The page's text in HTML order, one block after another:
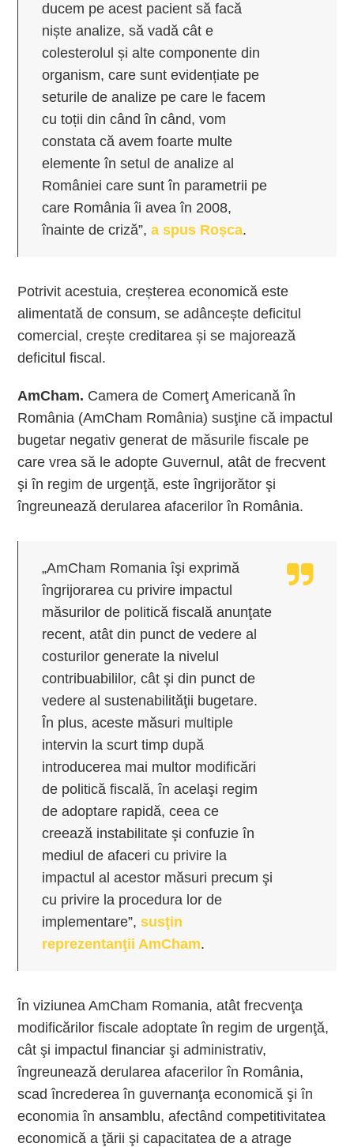
ducem pe acest pacient să facă
niște analize, să vadă cât e
colesterolul și alte componente din
organism, care sunt evidențiate pe
seturile de analize pe care le facem
cu toții din când în când, vom
constata că avem foarte multe
elemente în setul de analize al
României care sunt în parametrii pe
care România îi avea în 2008,
înainte de criză”, a spus Roșca.
Potrivit acestuia, creșterea economică este
alimentată de consum, se adâncește deficitul
comercial, crește creditarea și se majorează
deficitul fiscal.
AmCham. Camera de Comerţ Americană în
România (AmCham România) susţine că impactul
bugetar negativ generat de măsurile fiscale pe
care vrea să le adopte Guvernul, atât de frecvent
şi în regim de urgenţă, este îngrijorător şi
îngreunează derularea afacerilor în România.
„AmCham Romania îşi exprimă
îngrijorarea cu privire impactul
măsurilor de politică fiscală anunţate
recent, atât din punct de vedere al
costurilor generate la nivelul
contribuabililor, cât şi din punct de
vedere al sustenabilităţii bugetare.
În plus, aceste măsuri multiple
intervin la scurt timp după
introducerea mai multor modificări
de politică fiscală, în acelaşi regim
de adoptare rapidă, ceea ce
creează instabilitate şi confuzie în
mediul de afaceri cu privire la
impactul al acestor măsuri precum şi
cu privire la procedura lor de
implementare”,susţin
reprezentanţii AmCham.
În viziunea AmCham Romania, atât frecvenţa
modificărilor fiscale adoptate în regim de urgenţă,
cât şi impactul financiar şi administrativ,
îngreunează derularea afacerilor în România,
scad încrederea în guvernanţa economică şi în
economia în ansamblu, afectând competitivitatea
economică a ţării şi capacitatea de a atrage